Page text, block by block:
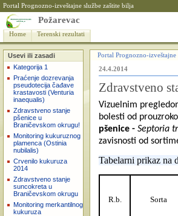
Portal Prognozno-izveštajne službe zaštite bilja
Požarevac
Home Terenski rezultati
Usevi ili zasadi
Kategorija 1
Praćenje dozrevanja
pseudotecija čađave
krastavosti (Venturia
inaequalis)
Zdravstveno stanje
pšenice u
Braničevskom okrugu!
Monitoring kukuruznog
plamenca (Ostinia
nubilalis)
Crvenilo kukuruza
2014
Zdravstveno stanje
suncokreta u
Braničevskom okrugu
Monitoring merkantilnog
kukuruza
Portal Prognozno-izveštajne
24.4.2014
Zdravstveno
Vizuelnim
bolesti od
pšenice - Septoria
zavisnosti od
Tabelarni prikaz na
R.b. Sorta